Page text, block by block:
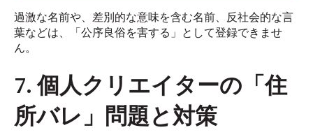
過激な名前や、差別的な意味を含む名前、反社会的な言
葉などは、「公序良俗を害する」として登録できませ
ん。
7. 個人クリエイターの「住
所バレ」問題と対策